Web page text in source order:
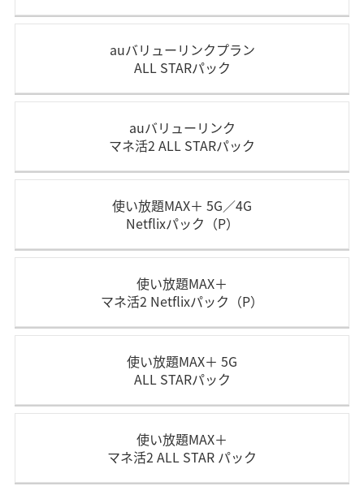
auバリューリンクプラン
ALL STARパック
auバリューリンク
マネ活2 ALL STARパック
使い放題MAX＋ 5G／4G
Netflixパック（P）
使い放題MAX＋
マネ活2 Netflixパック（P）
使い放題MAX＋ 5G
ALL STARパック
使い放題MAX＋
マネ活2 ALL STAR パック